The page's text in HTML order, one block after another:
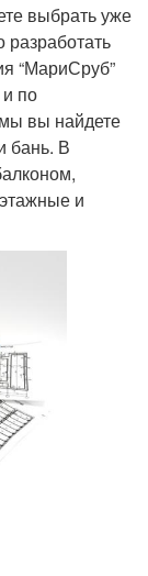
выбрать уже
разработать
“МариСруб”
по
вы найдете
бань. В
и